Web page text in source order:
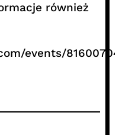
również
events/